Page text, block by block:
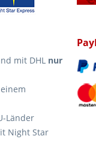
mit DHL nur
Länder
Night Star